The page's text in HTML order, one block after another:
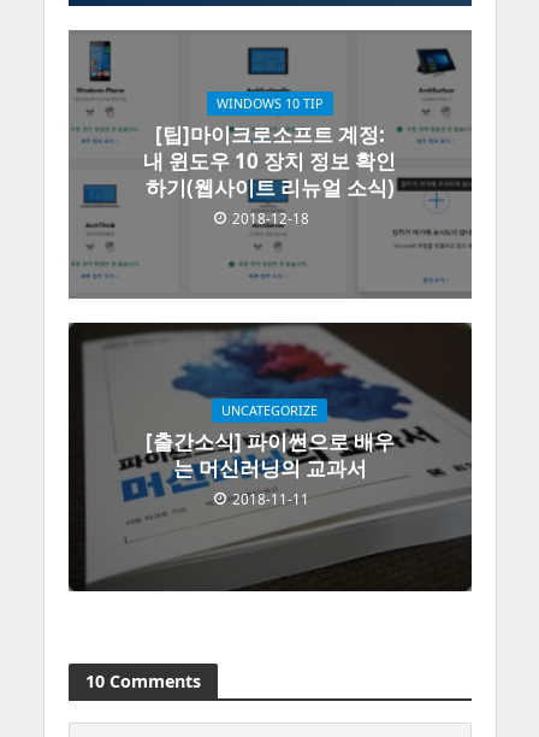
WINDOWS 10 TIP
[팁]마이크로소프트 계정:
내 윈도우 10 장치 정보 확인
하기(웹사이트 리뉴얼 소식)
2018-12-18
UNCATEGORIZE
[출간소식] 파이썬으로 배우
는 머신러닝의 교과서
2018-11-11
10 Comments